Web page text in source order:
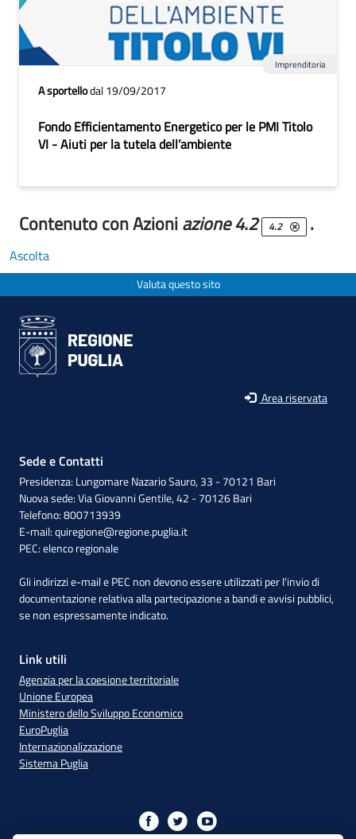
Imprenditoria
A sportellodal 19/09/2017
Fondo Efficientamento Energetico per le PMI Titolo
VI - Aiuti per la tutela dell’ambiente
Contenuto con Azioniazione 4.2 4.2 .
Ascolta
Valuta questo sito
Area riservata
Sede e Contatti
Presidenza: Lungomare Nazario Sauro, 33 - 70121 Bari
Nuova sede: Via Giovanni Gentile, 42 - 70126 Bari
Telefono: 800713939
E-mail:quiregione@regione.puglia.it
PEC:elenco regionale
Gli indirizzi e-mail e PEC non devono essere utilizzati per l'invio di
documentazione relativa alla partecipazione a bandi e avvisi pubblici,
se non espressamente indicato.
Link utili
Agenzia per la coesione territoriale
Unione Europea
Ministero dello Sviluppo Economico
EuroPuglia
Internazionalizzazione
Sistema Puglia